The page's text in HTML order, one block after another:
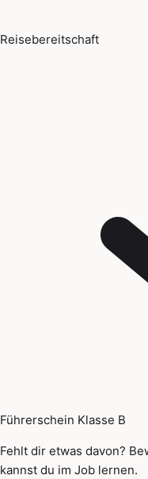
Reisebereitschaft
Führerschein Klasse B
Fehlt dir etwas davon?
kannst du im Job lernen.